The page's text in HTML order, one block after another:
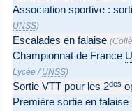
Association sportive :
UNSS)
Escalades en falaise (
Championnat de France
Lycée / UNSS)
Sortie VTT pour les 2des
Première sortie en falaise